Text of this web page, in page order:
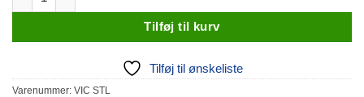
Tilføj til kurv
Tilføj til ønskeliste
Varenummer: VIC STL